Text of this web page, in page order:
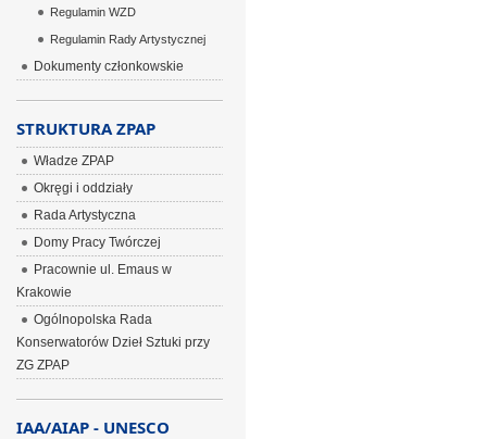
Regulamin WZD
Regulamin Rady Artystycznej
Dokumenty członkowskie
STRUKTURA ZPAP
Władze ZPAP
Okręgi i oddziały
Rada Artystyczna
Domy Pracy Twórczej
Pracownie ul. Emaus w
Krakowie
Ogólnopolska Rada
Konserwatorów Dzieł Sztuki przy
ZG ZPAP
IAA/AIAP - UNESCO